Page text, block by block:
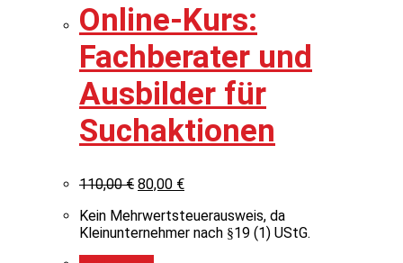
Online-Kurs:
Fachberater und
Ausbilder für
Suchaktionen
110,00€ 80,00 €
Kein Mehrwertsteuerausweis, da
Kleinunternehmer nach §19 (1) UStG.